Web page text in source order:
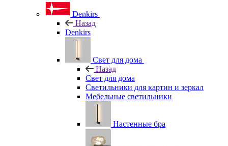
Denkirs
Назад
Denkirs
Свет для дома
Назад
Свет для дома
Светильники для картин и зеркал
Мебельные светильники
Настенные бра